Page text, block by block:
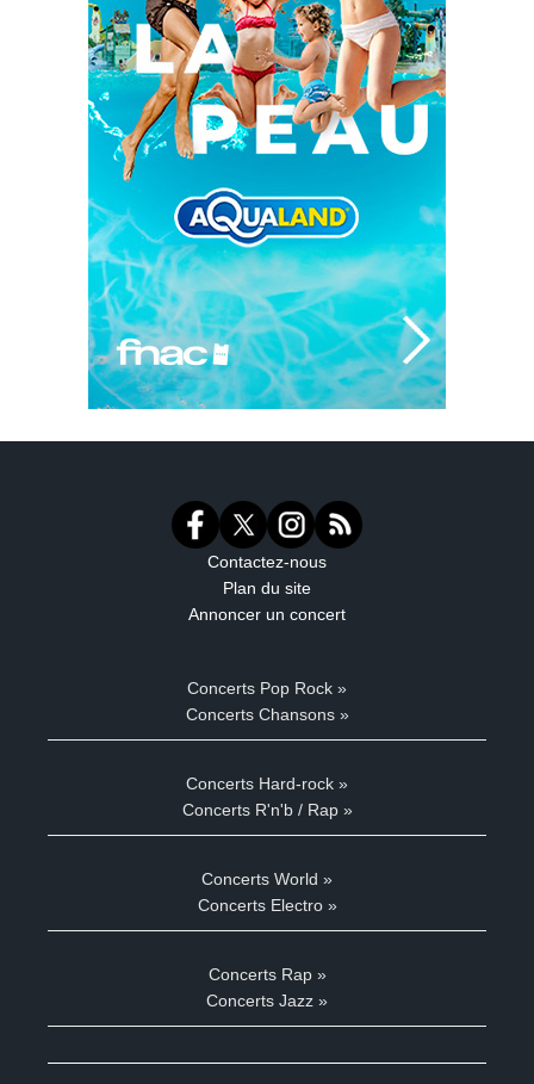
Contactez-nous
Plan du site
Annoncer un concert
Concerts Pop Rock »
Concerts Chansons »
Concerts Hard-rock »
Concerts R'n'b / Rap »
Concerts World »
Concerts Electro »
Concerts Rap »
Concerts Jazz »